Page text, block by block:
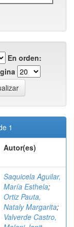
En orden:
1
Autor(es)
Saquicela Aguilar,
María Esthela;
Ortiz Pauta,
Nataly Margarita;
Valverde Castro,